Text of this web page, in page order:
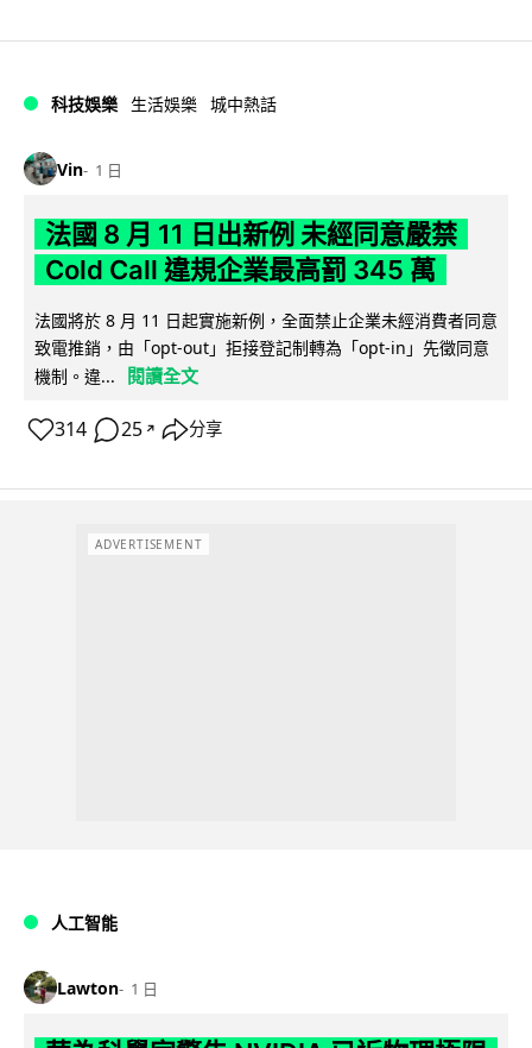
科技娛樂 生活娛樂 城中熱話
Vin 1 日
法國 8 月 11 日出新例 未經同意嚴禁
Cold Call 違規企業最高罰 345 萬
法國將於 8 月 11 日起實施新例，全面禁止企業未經消費者同意
致電推銷，由「opt-out」拒接登記制轉為「opt-in」先徵同意
機制。違...
閱讀全文
314 25 ↗ 分享
ADVERTISEMENT
人工智能
Lawton 1 日